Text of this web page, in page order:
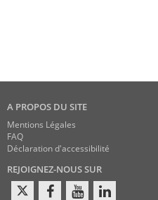
A PROPOS DU SITE
Mentions Légales
FAQ
Déclaration d'accessibilité
REJOIGNEZ-NOUS SUR